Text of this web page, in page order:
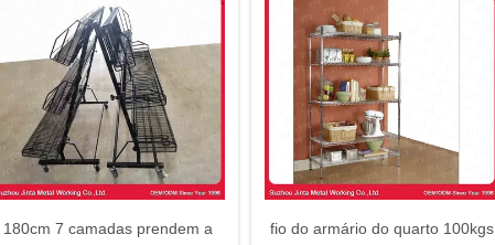
180cm 7 camadas prendem a
fio do armário do quarto 100kgs